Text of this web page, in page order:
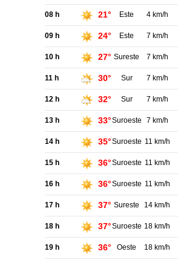
08 h 21° Este 4 km/h
09 h 24° Este 7 km/h
10 h 27° Sureste 7 km/h
11 h 30° Sur 7 km/h
12 h 32° Sur 7 km/h
13 h 33°Suroeste 7 km/h
14 h 35°Suroeste 11 km/h
15 h 36°Suroeste 11 km/h
16 h 36°Suroeste 11 km/h
17 h 37° Sureste 14 km/h
18 h 37°Suroeste 18 km/h
19 h 36° Oeste 18 km/h